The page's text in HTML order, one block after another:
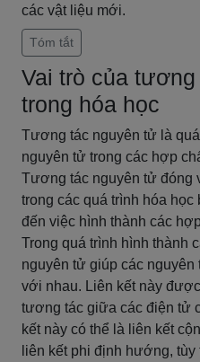
các vật liệu mới.
Tóm tắt
Vai trò của
trong hóa học
Tương tác nguyên tử là
nguyên tử trong các hợp
Tương tác nguyên tử đóng
trong các quá trình hóa
đến việc hình thành các
Trong quá trình hình thành
nguyên tử giúp các
với nhau. Liên kết này
tương tác giữa các điện tử
kết này có thể là liên kết
liên kết phi định hướng,